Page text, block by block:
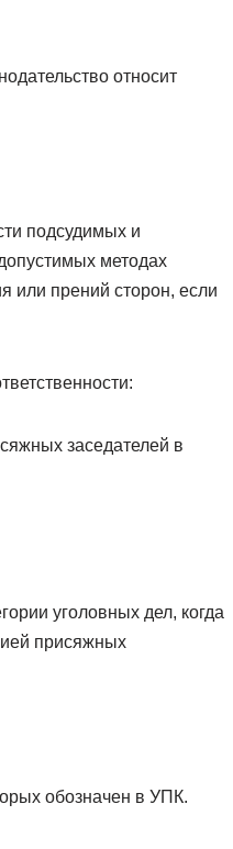
относит
подсудимых и
методах
или прений сторон, если
заседателей в
уголовных дел, когда
присяжных
обозначен в УПК.